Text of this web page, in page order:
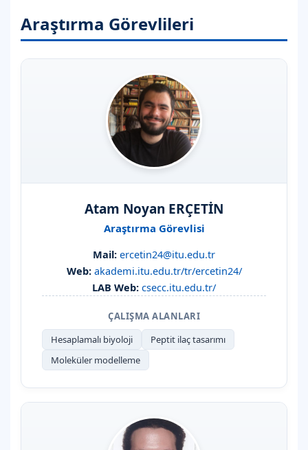
Araştırma Görevlileri
Atam Noyan ERÇETİN
Araştırma Görevlisi
Mail: ercetin24@itu.edu.tr
Web: akademi.itu.edu.tr/tr/ercetin24/
LAB Web: csecc.itu.edu.tr/
ÇALIŞMA ALANLARI
Hesaplamalı biyoloji
Peptit ilaç tasarımı
Moleküler modelleme